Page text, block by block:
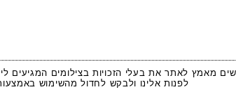
מאמץ לאתר את בעלי הזכויות בצילומים
לפנות אלינו ולבקש לחדול מהשימוש